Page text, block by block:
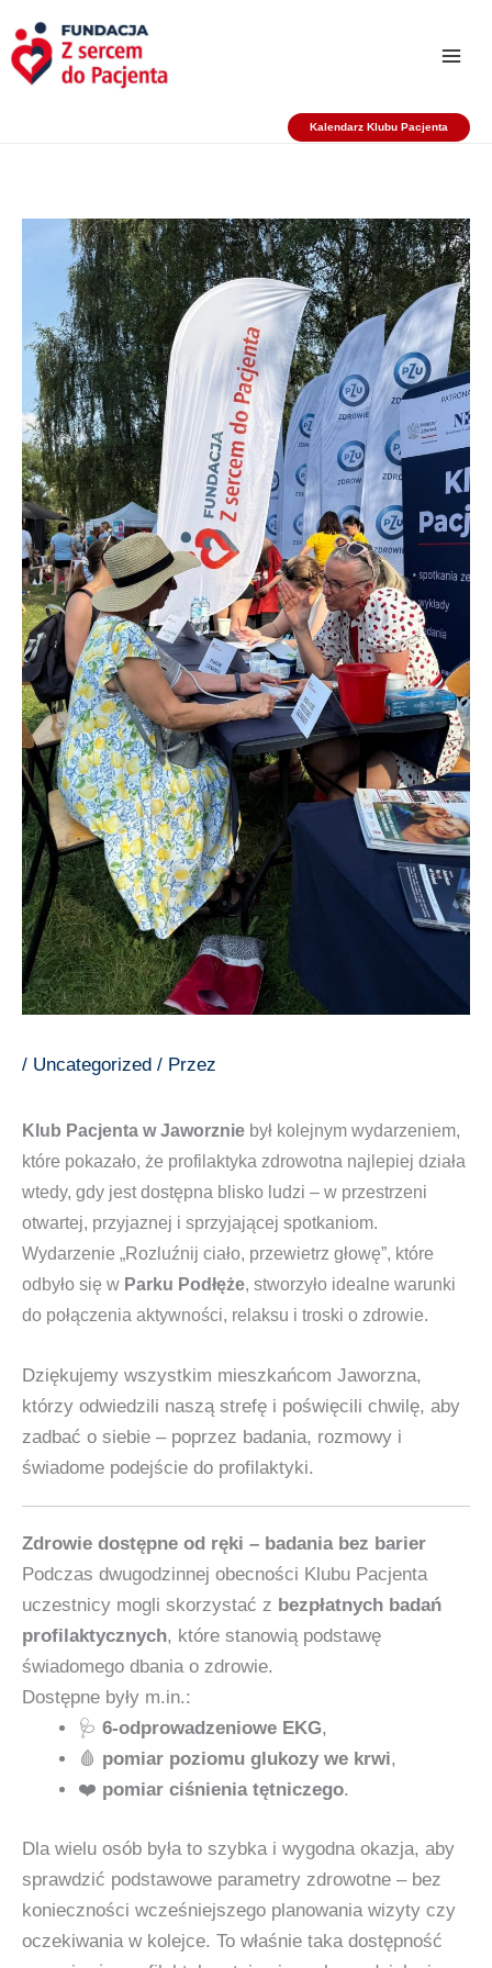
do
treści
Kalendarz Klubu Pacjenta
/ Uncategorized / Przez
Klub Pacjenta w Jaworznie był kolejnym wydarzeniem,
które pokazało, że profilaktyka zdrowotna najlepiej działa
wtedy, gdy jest dostępna blisko ludzi – w przestrzeni
otwartej, przyjaznej i sprzyjającej spotkaniom.
Wydarzenie „Rozluźnij ciało, przewietrz głowę”, które
odbyło się w Parku Podłęże, stworzyło idealne warunki
do połączenia aktywności, relaksu i troski o zdrowie.
Dziękujemy wszystkim mieszkańcom Jaworzna,
którzy odwiedzili naszą strefę i poświęcili chwilę, aby
zadbać o siebie – poprzez badania, rozmowy i
świadome podejście do profilaktyki.
Zdrowie dostępne od ręki – badania bez barier
Podczas dwugodzinnej obecności Klubu Pacjenta
uczestnicy mogli skorzystać z bezpłatnych badań
profilaktycznych, które stanowią podstawę
świadomego dbania o zdrowie.
Dostępne były m.in.:
🩺 6‑odprowadzeniowe EKG,
🩸 pomiar poziomu glukozy we krwi,
❤️ pomiar ciśnienia tętniczego.
Dla wielu osób była to szybka i wygodna okazja, aby
sprawdzić podstawowe parametry zdrowotne – bez
konieczności wcześniejszego planowania wizyty czy
oczekiwania w kolejce. To właśnie taka dostępność